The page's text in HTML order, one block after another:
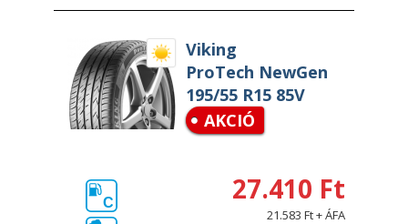
Viking
ProTech NewGen
195/55 R15 85V
AKCIÓ
C 27.410 Ft
21.583 Ft + ÁFA